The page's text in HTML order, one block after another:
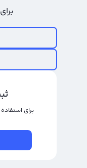
حال حاضر از حجم معاملات
نتورک، در زمان‌هایی است که
آن افزایش یابد تا با فروش
برای خرید و فروش سوخواتی
ارائه می‌دهد. اگر می‌خواهید
به فروش برسانید، می‌توانید
خرید و فروش ارزتان بپردازید
برای